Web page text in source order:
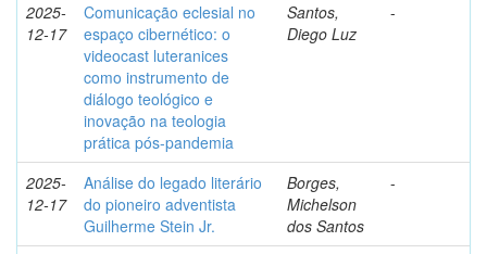
2025-
12-17
Comunicação eclesial no
espaço cibernético: o
videocast luteranices
como instrumento de
diálogo teológico e
inovação na teologia
prática pós-pandemia
Santos,
Diego Luz
-
2025-
12-17
Análise do legado literário
do pioneiro adventista
Guilherme Stein Jr.
Borges,
Michelson
dos Santos
-